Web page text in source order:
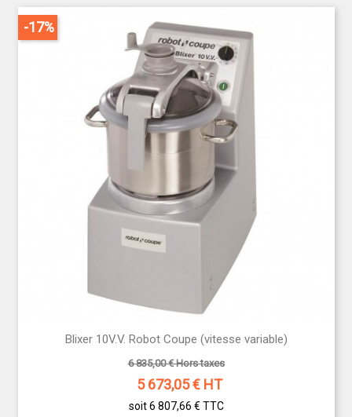
Blixer 10V.V. Robot Coupe (vitesse variable)
6 835,00 € Hors taxes
5 673,05€ HT
soit 6 807,66 € TTC
-17%